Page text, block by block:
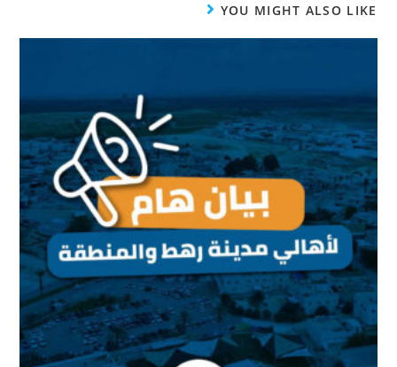
YOU MIGHT ALSO LIKE